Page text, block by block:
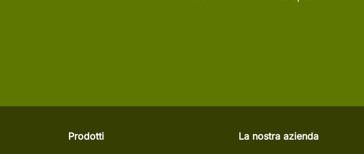
Prodotti La nostra azienda